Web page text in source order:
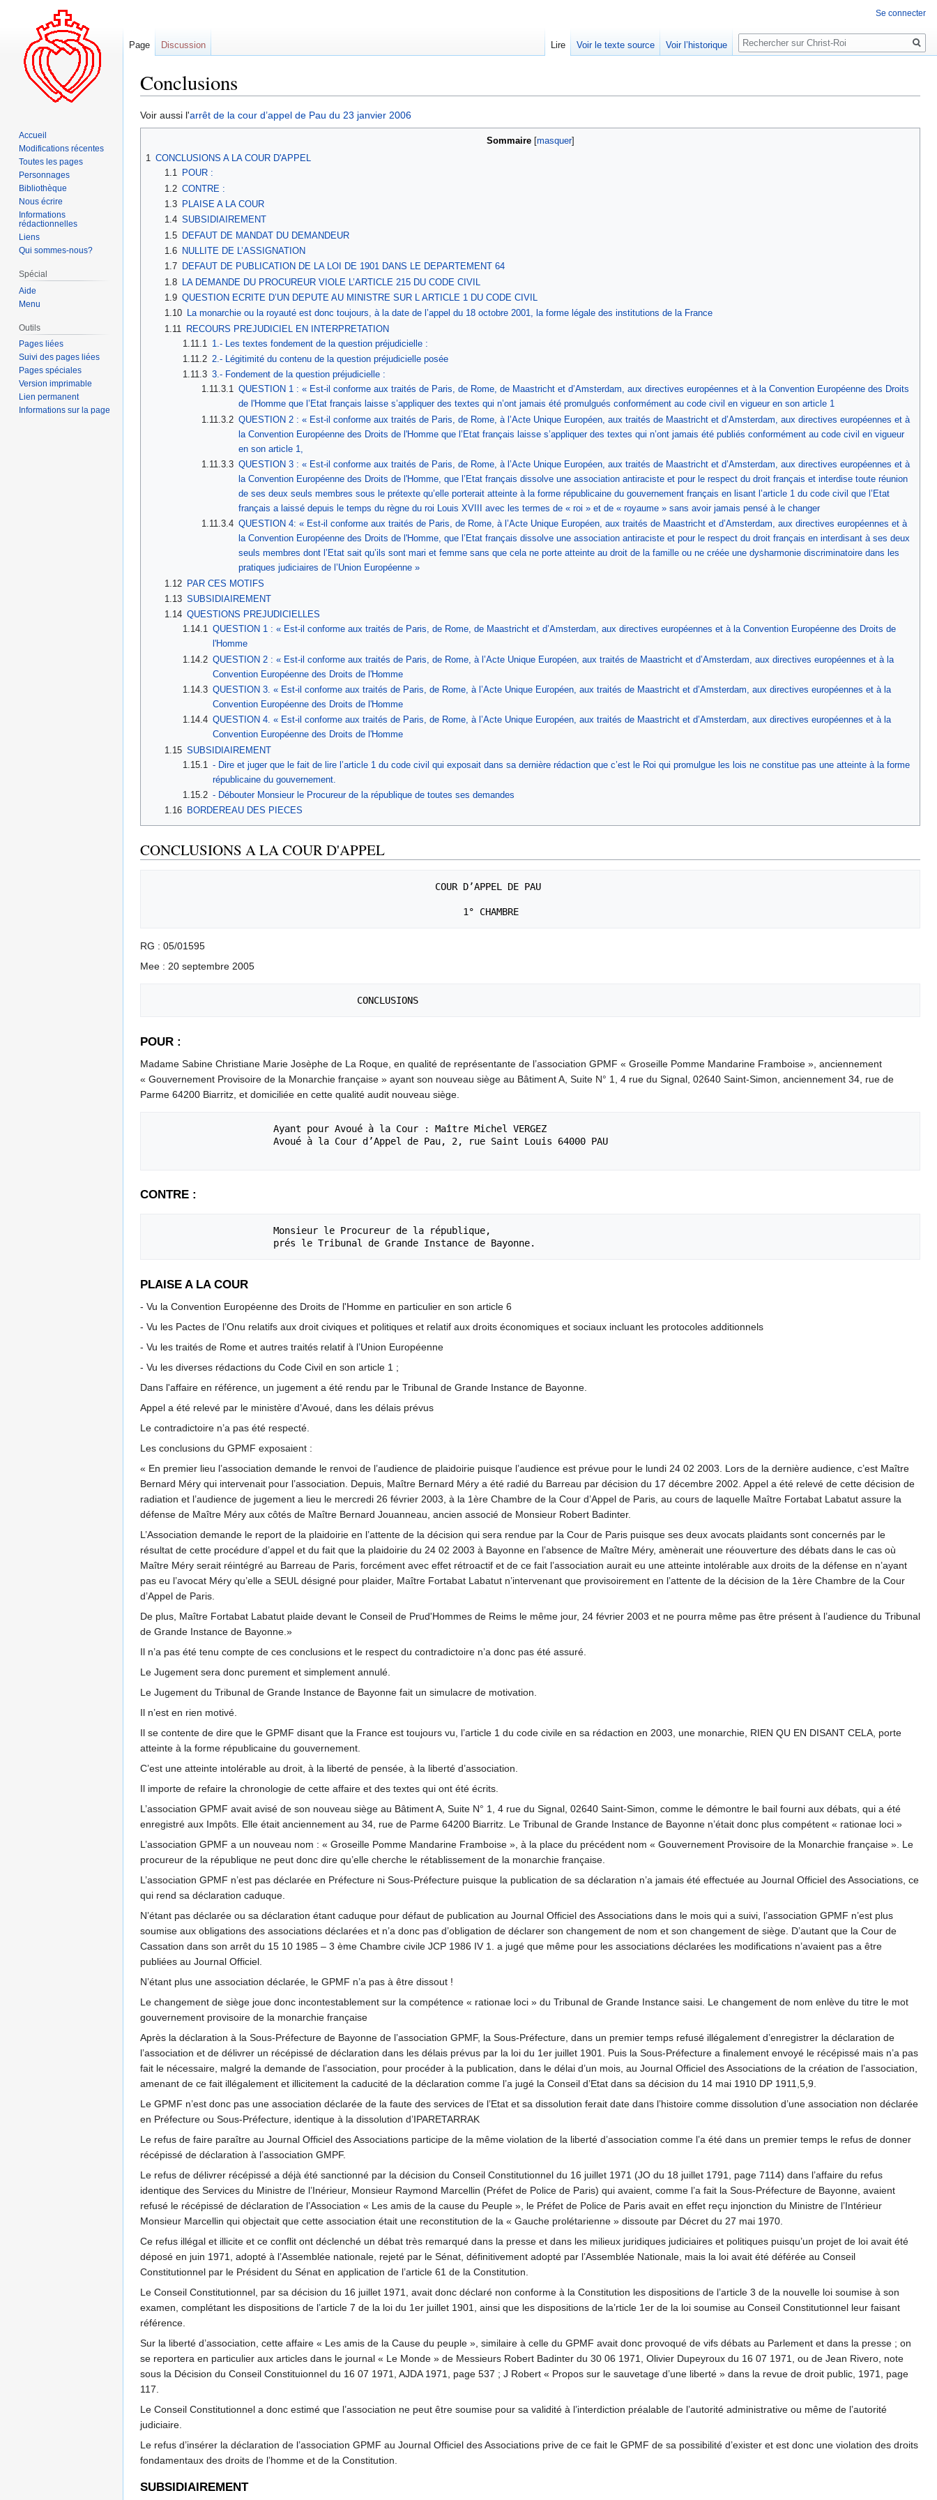
Conclusions
Aller
à
navigation
Aller
à
recherche
Voir aussi l'arrêt de la cour d’appel de Pau du 23 janvier 2006
Sommaire
1 CONCLUSIONS A LA COUR D'APPEL
1.1
POUR :
1.2 CONTRE :
1.3
PLAISE A LA COUR
1.4 SUBSIDIAIREMENT
1.5
DEFAUT DE MANDAT DU DEMANDEUR
1.6
NULLITE DE L’ASSIGNATION
1.7
DEFAUT DE PUBLICATION DE LA LOI DE 1901 DANS LE DEPARTEMENT 64
1.8 LA DEMANDE DU PROCUREUR VIOLE L’ARTICLE 215 DU CODE CIVIL
1.9 QUESTION ECRITE D’UN DEPUTE AU MINISTRE SUR L ARTICLE 1 DU CODE CIVIL
1.10
La monarchie ou la royauté est donc toujours, à la date de l’appel du 18 octobre 2001, la forme légale des institutions de la France
1.11
RECOURS PREJUDICIEL EN INTERPRETATION
1.11.1
1.- Les textes fondement de la question préjudicielle :
1.11.2 2.- Légitimité du contenu de la question préjudicielle posée
1.11.3 3.- Fondement de la question préjudicielle :
1.11.3.1 QUESTION 1 : « Est-il conforme aux traités de Paris, de Rome, de Maastricht et d’Amsterdam, aux directives européennes et à la Convention Européenne des Droits
de l'Homme que l’Etat français laisse s’appliquer des textes qui n’ont jamais été promulgués conformément au code civil en vigueur en son article 1
1.11.3.2 QUESTION 2 : « Est-il conforme aux traités de Paris, de Rome, à l’Acte Unique Européen, aux traités de Maastricht et d’Amsterdam, aux directives européennes et à
la Convention Européenne des Droits de l'Homme que l’Etat français laisse s’appliquer des textes qui n’ont jamais été publiés conformément au code civil en vigueur
en son article 1,
1.11.3.3 QUESTION 3 : « Est-il conforme aux traités de Paris, de Rome, à l’Acte Unique Européen, aux traités de Maastricht et d’Amsterdam, aux directives européennes et à
la Convention Européenne des Droits de l'Homme, que l’Etat français dissolve une association antiraciste et pour le respect du droit français et interdise toute réunion
de ses deux seuls membres sous le prétexte qu’elle porterait atteinte à la forme républicaine du gouvernement français en lisant l’article 1 du code civil que l’Etat
français a laissé depuis le temps du règne du roi Louis XVIII avec les termes de « roi » et de « royaume » sans avoir jamais pensé à le changer
1.11.3.4 QUESTION 4: « Est-il conforme aux traités de Paris, de Rome, à l’Acte Unique Européen, aux traités de Maastricht et d’Amsterdam, aux directives européennes et à
la Convention Européenne des Droits de l'Homme, que l’Etat français dissolve une association antiraciste et pour le respect du droit français en interdisant à ses deux
seuls membres dont l’Etat sait qu’ils sont mari et femme sans que cela ne porte atteinte au droit de la famille ou ne créée une dysharmonie discriminatoire dans les
pratiques judiciaires de l’Union Européenne »
1.12 PAR CES MOTIFS
1.13 SUBSIDIAIREMENT
1.14 QUESTIONS PREJUDICIELLES
1.14.1 QUESTION 1 : « Est-il conforme aux traités de Paris, de Rome, de Maastricht et d’Amsterdam, aux directives européennes et à la Convention Européenne des Droits de
l'Homme
1.14.2 QUESTION 2 : « Est-il conforme aux traités de Paris, de Rome, à l’Acte Unique Européen, aux traités de Maastricht et d’Amsterdam, aux directives européennes et à la
Convention Européenne des Droits de l'Homme
1.14.3 QUESTION 3. « Est-il conforme aux traités de Paris, de Rome, à l’Acte Unique Européen, aux traités de Maastricht et d’Amsterdam, aux directives européennes et à la
Convention Européenne des Droits de l'Homme
1.14.4 QUESTION 4. « Est-il conforme aux traités de Paris, de Rome, à l’Acte Unique Européen, aux traités de Maastricht et d’Amsterdam, aux directives européennes et à la
Convention Européenne des Droits de l'Homme
1.15 SUBSIDIAIREMENT
1.15.1
- Dire et juger que le fait de lire l’article 1 du code civil qui exposait dans sa dernière rédaction que c’est le Roi qui promulgue les lois ne constitue pas une atteinte à la forme
républicaine du gouvernement.
1.15.2 - Débouter Monsieur le Procureur de la république de toutes ses demandes
1.16
BORDEREAU DES PIECES
CONCLUSIONS A LA COUR D'APPEL
RG : 05/01595
Mee : 20 septembre 2005
POUR :
Madame Sabine Christiane Marie Josèphe de La Roque, en qualité de représentante de l’association GPMF « Groseille Pomme Mandarine Framboise », anciennement
« Gouvernement Provisoire de la Monarchie française » ayant son nouveau siège au Bâtiment A, Suite N° 1, 4 rue du Signal, 02640 Saint-Simon, anciennement 34, rue de
Parme 64200 Biarritz, et domiciliée en cette qualité audit nouveau siège.
CONTRE :
PLAISE A LA COUR
- Vu la Convention Européenne des Droits de l'Homme en particulier en son article 6
- Vu les Pactes de l’Onu relatifs aux droit civiques et politiques et relatif aux droits économiques et sociaux incluant les protocoles additionnels
- Vu les traités de Rome et autres traités relatif à l’Union Européenne
- Vu les diverses rédactions du Code Civil en son article 1 ;
Dans l'affaire en référence, un jugement a été rendu par le Tribunal de Grande Instance de Bayonne.
Appel a été relevé par le ministère d’Avoué, dans les délais prévus
Le contradictoire n’a pas été respecté.
Les conclusions du GPMF exposaient :
« En premier lieu l’association demande le renvoi de l’audience de plaidoirie puisque l’audience est prévue pour le lundi 24 02 2003. Lors de la dernière audience, c’est Maître
Bernard Méry qui intervenait pour l’association. Depuis, Maître Bernard Méry a été radié du Barreau par décision du 17 décembre 2002. Appel a été relevé de cette décision de
radiation et l’audience de jugement a lieu le mercredi 26 février 2003, à la 1ère Chambre de la Cour d’Appel de Paris, au cours de laquelle Maître Fortabat Labatut assure la
défense de Maître Méry aux côtés de Maître Bernard Jouanneau, ancien associé de Monsieur Robert Badinter.
L’Association demande le report de la plaidoirie en l’attente de la décision qui sera rendue par la Cour de Paris puisque ses deux avocats plaidants sont concernés par le
résultat de cette procédure d’appel et du fait que la plaidoirie du 24 02 2003 à Bayonne en l’absence de Maître Méry, amènerait une réouverture des débats dans le cas où
Maître Méry serait réintégré au Barreau de Paris, forcément avec effet rétroactif et de ce fait l’association aurait eu une atteinte intolérable aux droits de la défense en n’ayant
pas eu l’avocat Méry qu’elle a SEUL désigné pour plaider, Maître Fortabat Labatut n’intervenant que provisoirement en l’attente de la décision de la 1ère Chambre de la Cour
d’Appel de Paris.
De plus, Maître Fortabat Labatut plaide devant le Conseil de Prud'Hommes de Reims le même jour, 24 février 2003 et ne pourra même pas être présent à l’audience du Tribunal
de Grande Instance de Bayonne.»
Il n’a pas été tenu compte de ces conclusions et le respect du contradictoire n’a donc pas été assuré.
Le Jugement sera donc purement et simplement annulé.
Le Jugement du Tribunal de Grande Instance de Bayonne fait un simulacre de motivation.
Il n’est en rien motivé.
Il se contente de dire que le GPMF disant que la France est toujours vu, l’article 1 du code civile en sa rédaction en 2003, une monarchie, RIEN QU EN DISANT CELA, porte
atteinte à la forme républicaine du gouvernement.
C’est une atteinte intolérable au droit, à la liberté de pensée, à la liberté d’association.
Il importe de refaire la chronologie de cette affaire et des textes qui ont été écrits.
L’association GPMF avait avisé de son nouveau siège au Bâtiment A, Suite N° 1, 4 rue du Signal, 02640 Saint-Simon, comme le démontre le bail fourni aux débats, qui a été
enregistré aux Impôts. Elle était anciennement au 34, rue de Parme 64200 Biarritz. Le Tribunal de Grande Instance de Bayonne n’était donc plus compétent « rationae loci »
L’association GPMF a un nouveau nom : « Groseille Pomme Mandarine Framboise », à la place du précédent nom « Gouvernement Provisoire de la Monarchie française ». Le
procureur de la république ne peut donc dire qu’elle cherche le rétablissement de la monarchie française.
L’association GPMF n’est pas déclarée en Préfecture ni Sous-Préfecture puisque la publication de sa déclaration n’a jamais été effectuée au Journal Officiel des Associations, ce
qui rend sa déclaration caduque.
N’étant pas déclarée ou sa déclaration étant caduque pour défaut de publication au Journal Officiel des Associations dans le mois qui a suivi, l’association GPMF n’est plus
soumise aux obligations des associations déclarées et n’a donc pas d’obligation de déclarer son changement de nom et son changement de siège. D’autant que la Cour de
Cassation dans son arrêt du 15 10 1985 – 3 ème Chambre civile JCP 1986 IV 1. a jugé que même pour les associations déclarées les modifications n’avaient pas a être
publiées au Journal Officiel.
N’étant plus une association déclarée, le GPMF n’a pas à être dissout !
Le changement de siège joue donc incontestablement sur la compétence « rationae loci » du Tribunal de Grande Instance saisi. Le changement de nom enlève du titre le mot
gouvernement provisoire de la monarchie française
Après la déclaration à la Sous-Préfecture de Bayonne de l’association GPMF, la Sous-Préfecture, dans un premier temps refusé illégalement d’enregistrer la déclaration de
l’association et de délivrer un récépissé de déclaration dans les délais prévus par la loi du 1er juillet 1901. Puis la Sous-Préfecture a finalement envoyé le récépissé mais n’a pas
fait le nécessaire, malgré la demande de l’association, pour procéder à la publication, dans le délai d’un mois, au Journal Officiel des Associations de la création de l’association,
amenant de ce fait illégalement et illicitement la caducité de la déclaration comme l’a jugé la Conseil d’Etat dans sa décision du 14 mai 1910 DP 1911,5,9.
Le GPMF n’est donc pas une association déclarée de la faute des services de l’Etat et sa dissolution ferait date dans l’histoire comme dissolution d’une association non déclarée
en Préfecture ou Sous-Préfecture, identique à la dissolution d’IPARETARRAK
Le refus de faire paraître au Journal Officiel des Associations participe de la même violation de la liberté d’association comme l’a été dans un premier temps le refus de donner
récépissé de déclaration à l’association GMPF.
Le refus de délivrer récépissé a déjà été sanctionné par la décision du Conseil Constitutionnel du 16 juillet 1971 (JO du 18 juillet 1791, page 7114) dans l’affaire du refus
identique des Services du Ministre de l’Inérieur, Monsieur Raymond Marcellin (Préfet de Police de Paris) qui avaient, comme l’a fait la Sous-Préfecture de Bayonne, avaient
refusé le récépissé de déclaration de l’Association « Les amis de la cause du Peuple », le Préfet de Police de Paris avait en effet reçu injonction du Ministre de l’Intérieur
Monsieur Marcellin qui objectait que cette association était une reconstitution de la « Gauche prolétarienne » dissoute par Décret du 27 mai 1970.
Ce refus illégal et illicite et ce conflit ont déclenché un débat très remarqué dans la presse et dans les milieux juridiques judiciaires et politiques puisqu’un projet de loi avait été
déposé en juin 1971, adopté à l’Assemblée nationale, rejeté par le Sénat, définitivement adopté par l’Assemblée Nationale, mais la loi avait été déférée au Conseil
Constitutionnel par le Président du Sénat en application de l’article 61 de la Constitution.
Le Conseil Constitutionnel, par sa décision du 16 juillet 1971, avait donc déclaré non conforme à la Constitution les dispositions de l’article 3 de la nouvelle loi soumise à son
examen, complétant les dispositions de l’article 7 de la loi du 1er juillet 1901, ainsi que les dispositions de la’rticle 1er de la loi soumise au Conseil Constitutionnel leur faisant
référence.
Sur la liberté d’association, cette affaire « Les amis de la Cause du peuple », similaire à celle du GPMF avait donc provoqué de vifs débats au Parlement et dans la presse ; on
se reportera en particulier aux articles dans le journal « Le Monde » de Messieurs Robert Badinter du 30 06 1971, Olivier Dupeyroux du 16 07 1971, ou de Jean Rivero, note
sous la Décision du Conseil Constituionnel du 16 07 1971, AJDA 1971, page 537 ; J Robert « Propos sur le sauvetage d’une liberté » dans la revue de droit public, 1971, page
117.
Le Conseil Constitutionnel a donc estimé que l’association ne peut être soumise pour sa validité à l’interdiction préalable de l’autorité administrative ou même de l’autorité
judiciaire.
Le refus d’insérer la déclaration de l’association GPMF au Journal Officiel des Associations prive de ce fait le GPMF de sa possibilité d’exister et est donc une violation des droits
fondamentaux des droits de l’homme et de la Constitution.
SUBSIDIAIREMENT
Se connecter
Page Discussion Lire Voir le texte source Voir l’historique
Rechercher
Accueil
Modifications récentes
Toutes les pages
Personnages
Bibliothèque
Nous écrire
Informations
rédactionnelles
Liens
Qui sommes-nous?
Spécial
Aide
Menu
Outils
Pages liées
Suivi des pages liées
Pages spéciales
Version imprimable
Lien permanent
Informations sur la page